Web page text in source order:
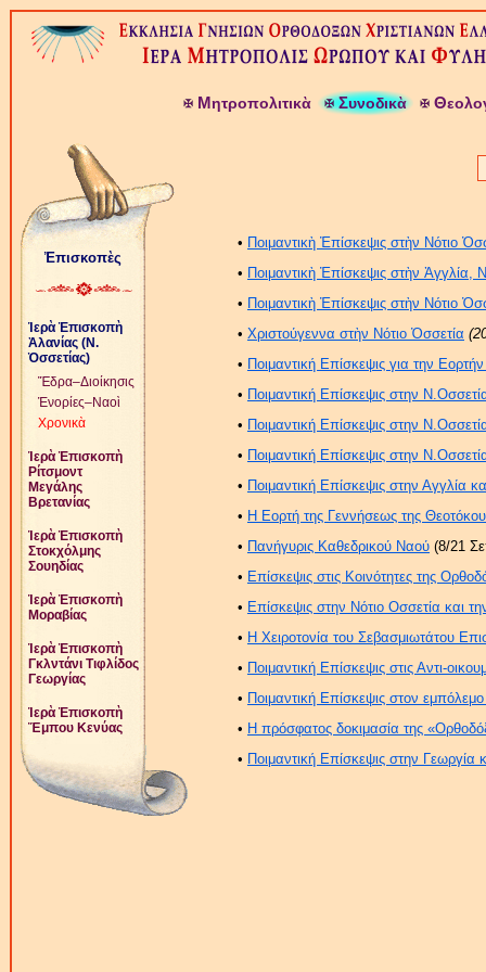
Μητροπολιτικὰ Συνοδικὰ Θ
Ἐπισκοπὲς
Ἱερὰ Ἐπισκοπὴ
Ἀλανίας (Ν.
Ὀσσετίας)
Ἕδρα–Διοίκησις
Ἐνορίες–Ναοὶ
Χρονικὰ
Ἱερὰ Ἐπισκοπὴ
Ρίτσμοντ
Μεγάλης
Βρετανίας
Ἱερὰ Ἐπισκοπὴ
Στοκχόλμης
Σουηδίας
Ἱερὰ Ἐπισκοπὴ
Μοραβίας
Ἱερὰ Ἐπισκοπὴ
Γκλντάνι Τιφλίδος
Γεωργίας
Ἱερὰ Ἐπισκοπὴ
Ἔμπου Κενύας
• Ποιμαντικὴ Ἐπίσκεψις στὴν Νότιο
• Ποιμαντικὴ Ἐπίσκεψις στὴν Ἀγγλία,
• Ποιμαντικὴ Ἐπίσκεψις στὴν Νότιο
• Χριστούγεννα στὴν Νότιο Ὀσσετία
• Ποιμαντική Επίσκεψις για την
• Ποιμαντική Επίσκεψις στην
• Ποιμαντική Επίσκεψις στην
• Ποιμαντική Επίσκεψις στην
• Ποιμαντική Επίσκεψις στην Αγγλία
• Η Εορτή της Γεννήσεως της
• Πανήγυρις Καθεδρικού Ναού (8/21
• Επίσκεψις στις Κοινότητες της
• Επίσκεψις στην Νότιο Οσσετία και
• Η Χειροτονία του Σεβασμιωτάτου
• Ποιμαντική Επίσκεψις στις Αντι-
• Ποιμαντική Επίσκεψις στον
• Η πρόσφατος δοκιμασία της
• Ποιμαντική Επίσκεψις στην Γεωργία